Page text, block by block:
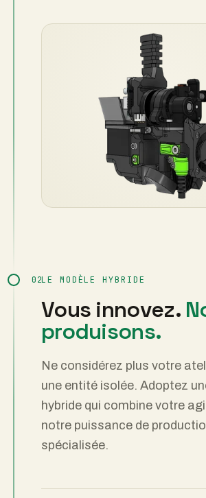
02LE MODÈLE HYBRIDE
Vous innovez.
produisons.
Ne considérez plus votre
une entité isolée. Adoptez
hybride qui combine votre
notre puissance de
spécialisée.